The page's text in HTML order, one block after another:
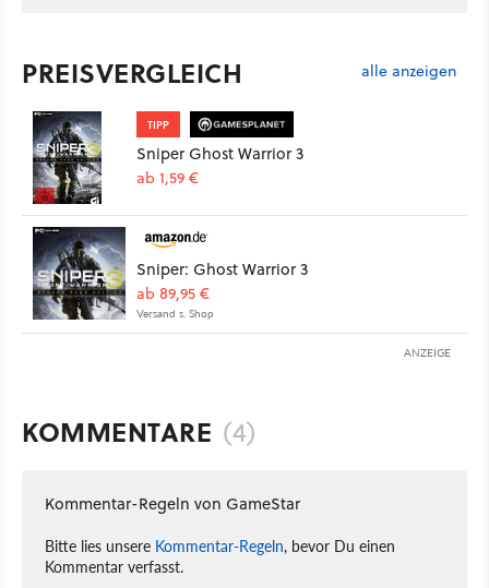
PREISVERGLEICH alle anzeigen
TIPP
Sniper Ghost Warrior 3
ab 1,59 €
Sniper: Ghost Warrior 3
ab 89,95 €
Versand s. Shop
ANZEIGE
KOMMENTARE (4)
Kommentar-Regeln von GameStar
Bitte lies unsere Kommentar-Regeln, bevor Du einen
Kommentar verfasst.